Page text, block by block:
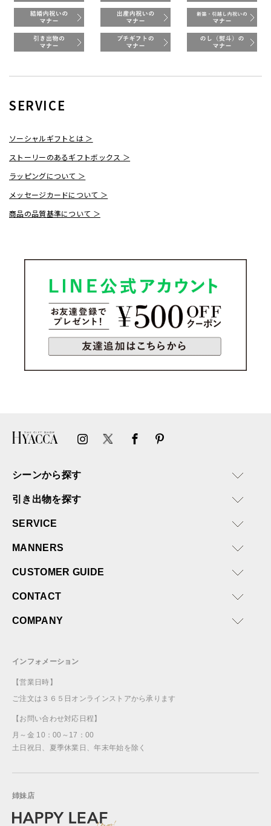
SERVICE
ソーシャルギフトとは ＞
ストーリーのあるギフトボックス ＞
ラッピングについて ＞
メッセージカードについて ＞
商品の品質基準について ＞
シーンから探す
引き出物を探す
SERVICE
MANNERS
CUSTOMER GUIDE
CONTACT
COMPANY
インフォメーション
【営業日時】
ご注文は３６５日オンラインストアから承ります
【お問い合わせ対応日程】
月～金 10：00～17：00
土日祝日、夏季休業日、年末年始を除く
姉妹店